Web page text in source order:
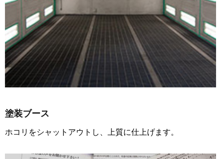
塗装ブース
ホコリをシャットアウトし、上質に仕上げます。